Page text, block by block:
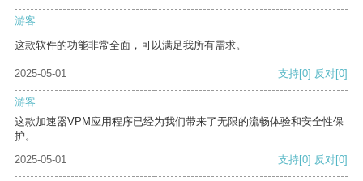
游客
这款软件的功能非常全面，可以满足我所有需求。
2025-05-01 支持[0] 反对[0]
游客
这款加速器VPM应用程序已经为我们带来了无限的流畅体验和安全性保
护。
2025-05-01
支持[0] 反对[0]